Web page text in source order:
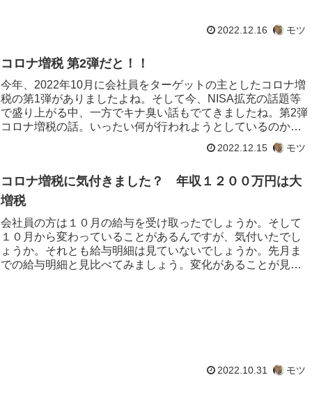
2022.12.16 モツ
コロナ増税 第2弾だと！！
今年、2022年10月に会社員をターゲットの主としたコロナ増
税の第1弾がありましたよね。そして今、NISA拡充の話題等
で盛り上がる中、一方でキナ臭い話もでてきましたね。第2弾
コロナ増税の話。いったい何が行われようとしているのか、
2022.12.15 モツ
コロナ増税に気付きました？ 年収１２００万円は大
増税
会社員の方は１０月の給与を受け取ったでしょうか。そして
１０月から変わっていることがあるんですが、気付いたでし
ょうか。それとも給与明細は見ていないでしょうか。先月ま
での給与明細と見比べてみましょう。変化があることが見て
2022.10.31 モツ